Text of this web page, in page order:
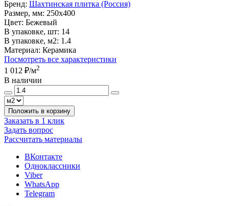
Бренд: Шахтинская плитка (Россия)
Размер, мм: 250x400
Цвет: Бежевый
В упаковке, шт: 14
В упаковке, м2: 1.4
Материал: Керамика
Посмотреть все характеристики
1 012 ₽/м2
В наличии
Положить в корзину
Заказать в 1 клик
Задать вопрос
Рассчитать материалы
ВКонтакте
Одноклассники
Viber
WhatsApp
Telegram